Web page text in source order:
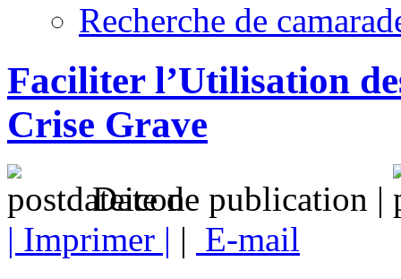
Recherche de
Faciliter l’Utilisation
Crise Grave
Date de publication |
| Imprimer | | E-mail